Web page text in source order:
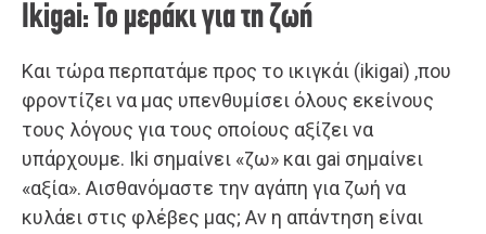
Ikigai: Το μεράκι για τη ζωή
Και τώρα περπατάμε προς το ικιγκάι (ikigai) ,που
φροντίζει να μας υπενθυμίσει όλους εκείνους
τους λόγους για τους οποίους αξίζει να
υπάρχουμε. Iki σημαίνει «ζω» και gai σημαίνει
«αξία». Αισθανόμαστε την αγάπη για ζωή να
κυλάει στις φλέβες μας; Αν η απάντηση είναι